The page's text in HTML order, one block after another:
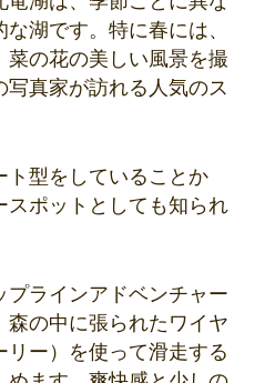
湖です。特に春には、
菜の花の美しい風景を撮
真家が訪れる人気のス
ト型をしていることか
スポットとしても知られ
プラインアドベンチャー
森の中に張られたワイヤ
リー）を使って滑走する